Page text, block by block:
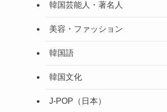
韓国芸能人・著名人
美容・ファッション
韓国語
韓国文化
J-POP（日本）